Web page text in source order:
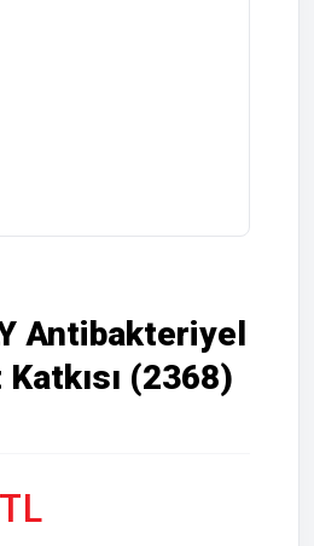
Antibakteriyel
Katkısı (2368)